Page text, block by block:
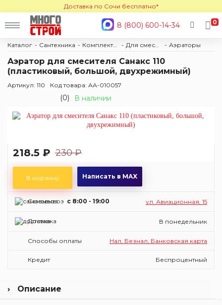
Доставка по Сочи бесплатно*
8 (800) 600-14-34 0
Каталог Сантехника Комплектующие Для смесителей Аэраторы
Аэратор для смесителя Санакс 110
(пластиковый, большой, двухрежимный)
Артикул: 110 Код товара: АА-010057
(0) В наличии
218.5 ₽ 230 ₽
В корзину Написать в MAX
Самовывоз c 8:00 - 19:00 ул. Авиационная, 15
Доставка В понедельник
Способы оплаты Нал, Безнал, Банковская карта
Кредит Беспроцентный
Описание